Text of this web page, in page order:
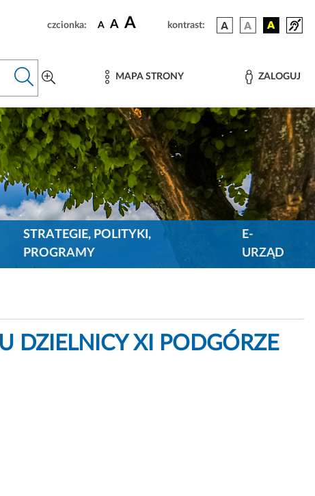
czcionka: A A A kontrast:
MAPA STRONY ZALOGUJ
STRATEGIE, POLITYKI,
PROGRAMY
E-
URZĄD
DZIELNICY XI PODGÓRZE